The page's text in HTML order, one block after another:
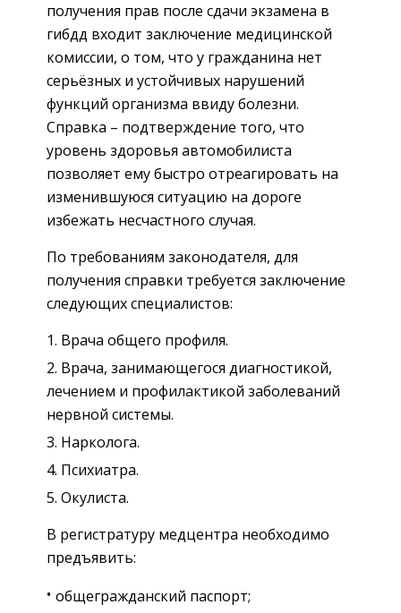
получения прав после сдачи экзамена в
гибдд входит заключение медицинской
комиссии, о том, что у гражданина нет
серьёзных и устойчивых нарушений
функций организма ввиду болезни.
Справка – подтверждение того, что
уровень здоровья автомобилиста
позволяет ему быстро отреагировать на
изменившуюся ситуацию на дороге
избежать несчастного случая.
По требованиям законодателя, для
получения справки требуется заключение
следующих специалистов:
Врача общего профиля.
Врача, занимающегося диагностикой,
лечением и профилактикой заболеваний
нервной системы.
Нарколога.
Психиатра.
Окулиста.
В регистратуру медцентра необходимо
предъявить:
общегражданский паспорт;